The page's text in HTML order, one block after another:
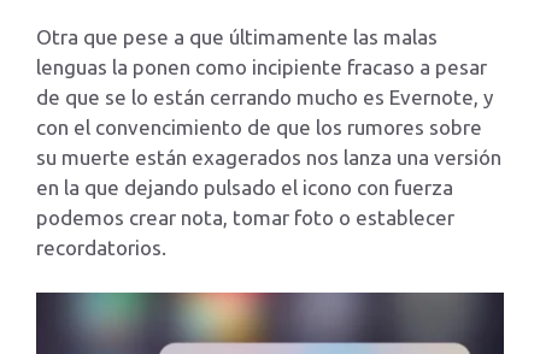
Otra que pese a que últimamente las malas
lenguas la ponen como incipiente fracaso a pesar
de que se lo están cerrando mucho es Evernote, y
con el convencimiento de que los rumores sobre
su muerte están exagerados nos lanza una versión
en la que dejando pulsado el icono con fuerza
podemos crear nota, tomar foto o establecer
recordatorios.